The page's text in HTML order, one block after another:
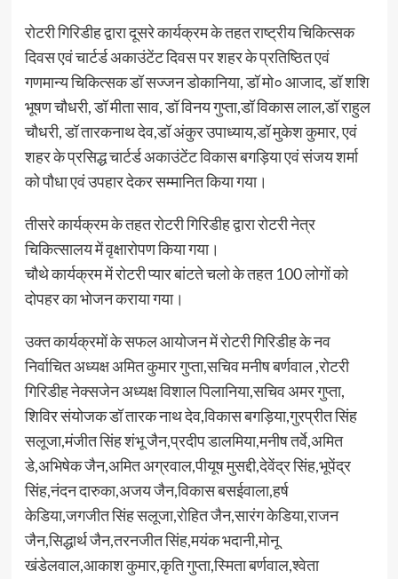
रोटरी गिरिडीह द्वारा दूसरे कार्यक्रम के तहत राष्ट्रीय चिकित्सक
दिवस एवं चार्टर्ड अकाउंटेंट दिवस पर शहर के प्रतिष्ठित एवं
गणमान्य चिकित्सक डॉ सज्जन डोकानिया, डॉ मो० आजाद, डॉ शशि
भूषण चौधरी, डॉ मीता साव, डॉ विनय गुप्ता,डॉ विकास लाल,डॉ राहुल
चौधरी, डॉ तारकनाथ देव,डॉ अंकुर उपाध्याय,डॉ मुकेश कुमार, एवं
शहर के प्रसिद्ध चार्टर्ड अकाउंटेंट विकास बगड़िया एवं संजय शर्मा
को पौधा एवं उपहार देकर सम्मानित किया गया।
तीसरे कार्यक्रम के तहत रोटरी गिरिडीह द्वारा रोटरी नेत्र
चिकित्सालय में वृक्षारोपण किया गया।
चौथे कार्यक्रम में रोटरी प्यार बांटते चलो के तहत 100 लोगों को
दोपहर का भोजन कराया गया।
उक्त कार्यक्रमों के सफल आयोजन में रोटरी गिरिडीह के नव
निर्वाचित अध्यक्ष अमित कुमार गुप्ता,सचिव मनीष बर्णवाल ,रोटरी
गिरिडीह नेक्सजेन अध्यक्ष विशाल पिलानिया,सचिव अमर गुप्ता,
शिविर संयोजक डॉ तारक नाथ देव,विकास बगड़िया,गुरप्रीत सिंह
सलूजा,मंजीत सिंह शंभू जैन,प्रदीप डालमिया,मनीष तर्वे,अमित
डे,अभिषेक जैन,अमित अग्रवाल,पीयूष मुसद्दी,देवेंद्र सिंह,भूपेंद्र
सिंह,नंदन दारुका,अजय जैन,विकास बसईवाला,हर्ष
केडिया,जगजीत सिंह सलूजा,रोहित जैन,सारंग केडिया,राजन
जैन,सिद्धार्थ जैन,तरनजीत सिंह,मयंक भदानी,मोनू
खंडेलवाल,आकाश कुमार,कृति गुप्ता,स्मिता बर्णवाल,श्वेता